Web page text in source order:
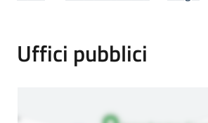
Uffici pubblici